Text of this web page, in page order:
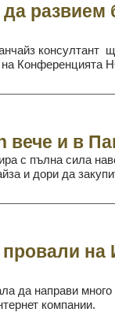
развием
консултант
на
вече и в
с пълна сила
и дори да
на
да направи
компании.